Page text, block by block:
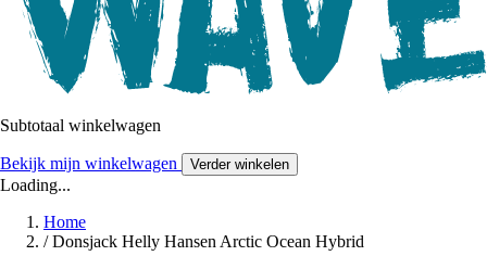
Subtotaal winkelwagen
Bekijk mijn winkelwagen Verder winkelen
Loading...
Home
/ Donsjack Helly Hansen Arctic Ocean Hybrid